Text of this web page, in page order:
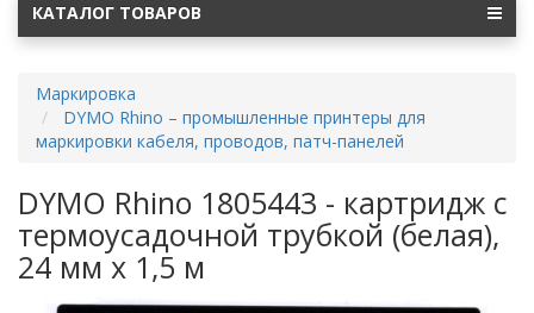
КАТАЛОГ ТОВАРОВ
Маркировка
DYMO Rhino – промышленные принтеры для
маркировки кабеля, проводов, патч-панелей
DYMO Rhino 1805443 - картридж с
термоусадочной трубкой (белая),
24 мм x 1,5 м